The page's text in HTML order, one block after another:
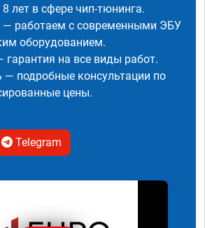
лет в сфере чип-тюнинга.
— работаем с современными ЭБУ
оборудованием.
на все виды работ.
— подробные консультации по
цены.
Telegram